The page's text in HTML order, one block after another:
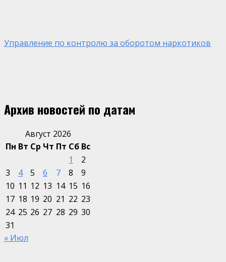
Управление по контролю за оборотом наркотиков
Архив новостей по датам
Август 2026
Пн Вт Ср Чт Пт Сб Вс
1
2
3
4 5 6 7 8
9
10 11 12 13 14 15 16
17 18 19 20 21 22 23
24 25 26 27 28 29 30
31
« Июл